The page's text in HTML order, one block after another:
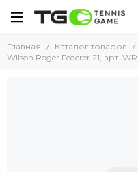
Главная Каталог товаров
Wilson Roger Federer 21, арт.